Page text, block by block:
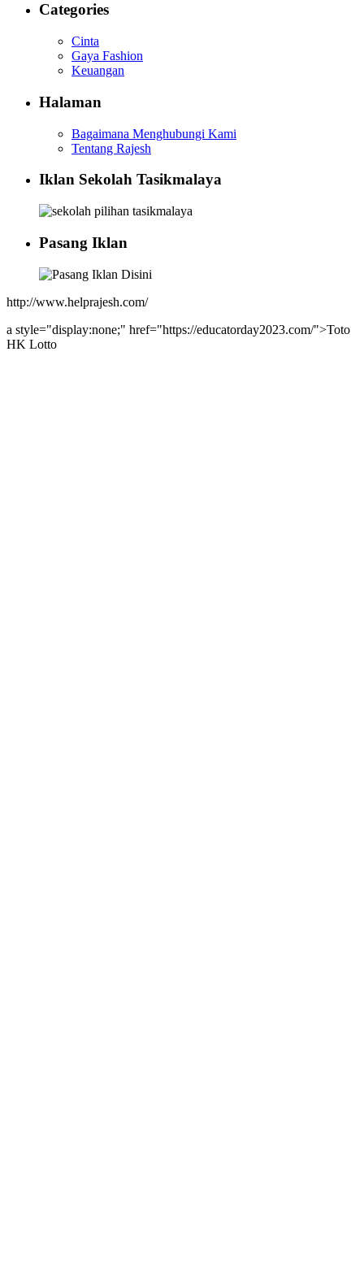
Categories
Cinta
Gaya Fashion
Keuangan
Halaman
Bagaimana Menghubungi Kami
Tentang Rajesh
Iklan Sekolah Tasikmalaya
Pasang Iklan
http://www.helprajesh.com/
a style="display:none;" href="https://educatorday2023.com/">Toto
HK Lotto